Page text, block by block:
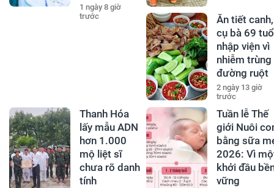
1 ngày 8 giờ
trước
Ăn tiết canh,
cụ bà 69
nhập viện vì
nhiễm trùng
đường ruột
2 ngày 13 giờ
trước
Thanh Hóa
lấy mẫu ADN
hơn 1.000
mộ liệt sĩ
chưa rõ danh
tính
Tuần lễ Thế
giới Nuôi
bằng sữa
2026: Vì
khởi đầu
vững